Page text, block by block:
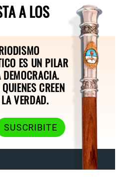
A LOS
ES UN PILAR
CREEN
VERDAD.
SUSCRIBITE